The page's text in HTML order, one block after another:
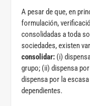
A pesar de que, en
formulación,
consolidadas a toda
sociedades, existen
consolidar: (i)
grupo; (ii) dispensa
dispensa por la
dependientes.